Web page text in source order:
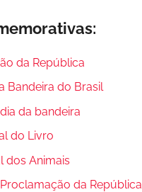
da República
Bandeira do Brasil
da bandeira
do Livro
dos Animais
da República